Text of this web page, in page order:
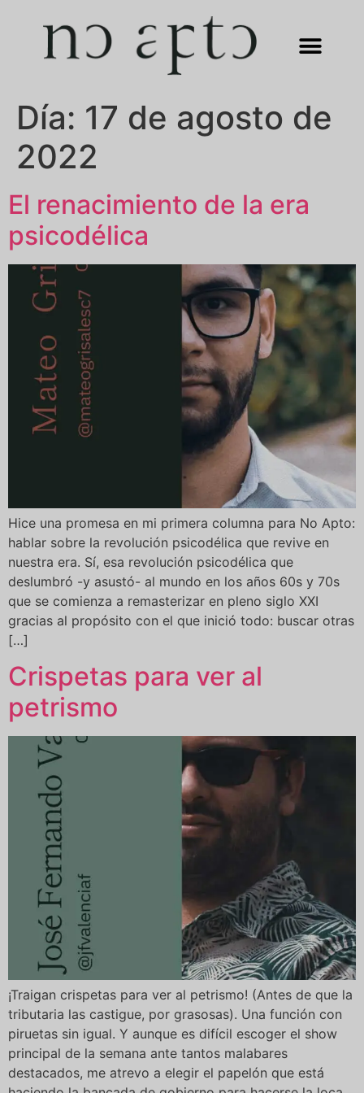
Día: 17 de agosto de
2022
El renacimiento de la era
psicodélica
Hice una promesa en mi primera columna para No Apto:
hablar sobre la revolución psicodélica que revive en
nuestra era. Sí, esa revolución psicodélica que
deslumbró -y asustó- al mundo en los años 60s y 70s
que se comienza a remasterizar en pleno siglo XXI
gracias al propósito con el que inició todo: buscar otras
[…]
Crispetas para ver al
petrismo
¡Traigan crispetas para ver al petrismo! (Antes de que la
tributaria las castigue, por grasosas). Una función con
piruetas sin igual. Y aunque es difícil escoger el show
principal de la semana ante tantos malabares
destacados, me atrevo a elegir el papelón que está